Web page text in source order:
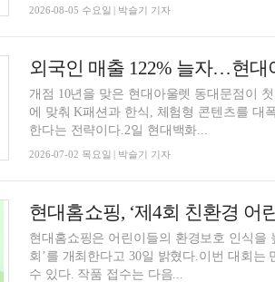
2026-08-05 수요일 | 박슬기 기자
외국인 매출 122% 늘자…현대
개점 10년을 맞은 현대아울렛 동대문점이
에 맞춰 K패션과 한식, 체험형 콘텐츠를 대
한다는 전략이다.2일 현대백화...
2026-07-02 목요일 | 박슬기 기자
현대홈쇼핑은 어린이들의 환경보호 인식을
회’를 개최한다고 30일 밝혔다.이번 대회는
수 있다. 작품 접수는 다음...